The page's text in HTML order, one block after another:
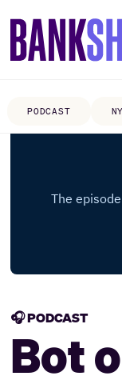
PODCAST
🎧 PODCAST
Bot